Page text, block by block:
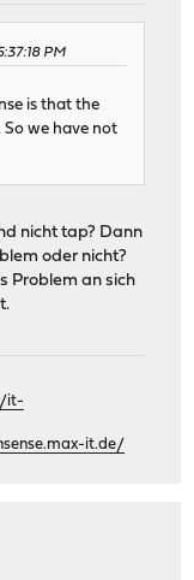
PM
is that the
we have not
nicht tap? Dann
oder nicht?
Problem an sich
it-
it.de/